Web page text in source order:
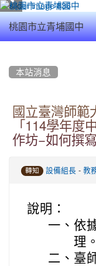
桃園市立青埔國中
本站消息
國立臺灣師範
「114學年度
作坊−如何撰
轉知 設備組長 - 教
說明：
一、 依
理。
二、 臺